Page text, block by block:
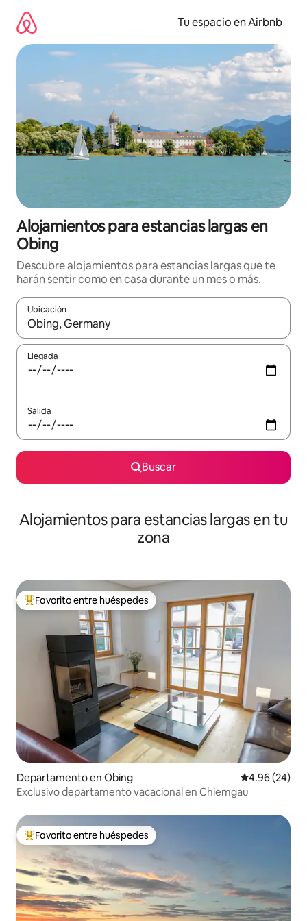
contenido
Tu espacio en Airbnb
Alojamientos para estancias largas en
Obing
Descubre alojamientos para estancias largas que te
harán sentir como en casa durante un mes o más.
Ubicación
Cuando los resultados estén disponibles, podrás navegar
Llegada
Salida
Buscar
Alojamientos para estancias largas en tu
zona
De los mejores en Favorito entre huéspedes
Favorito entre huéspedes
Departamento en Obing Calificación
4.96 (24)
Exclusivo departamento vacacional en Chiemgau
De los mejores en Favorito entre huéspedes
Favorito entre huéspedes